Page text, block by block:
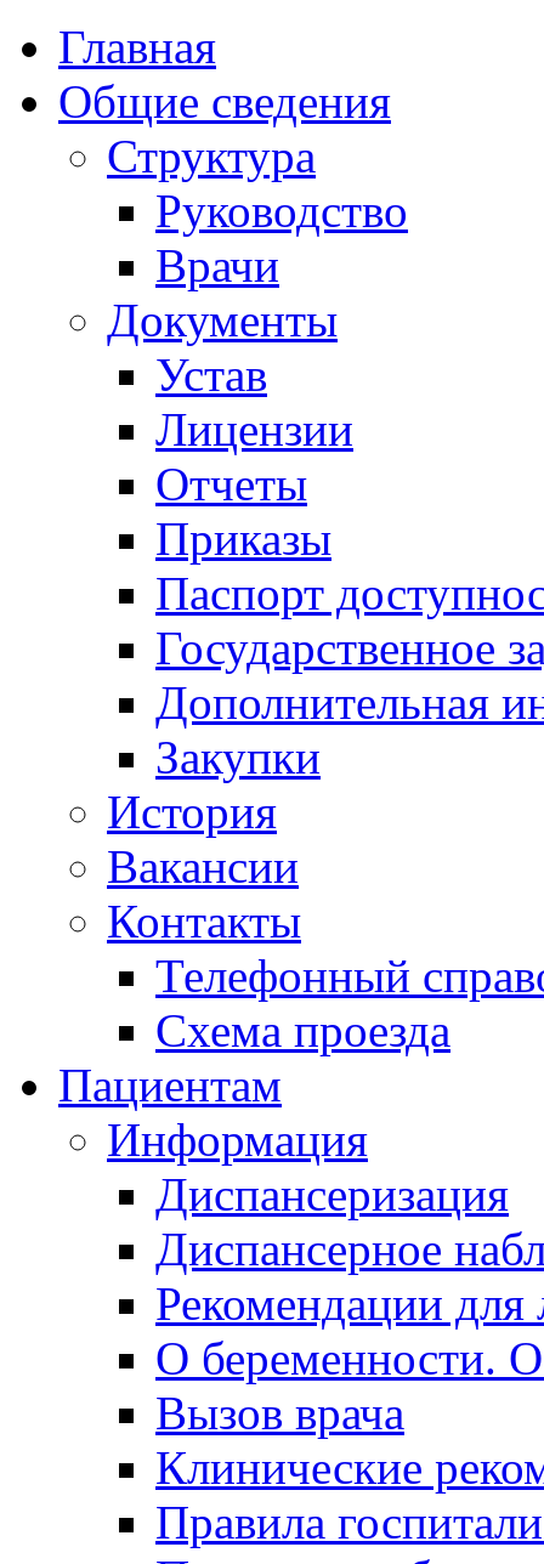
Главная
Общие сведения
Структура
Руководство
Врачи
Документы
Устав
Лицензии
Отчеты
Приказы
Паспорт
Государственное
Дополнительная
Закупки
История
Вакансии
Контакты
Телефонный
Схема проезда
Пациентам
Информация
Диспансеризация
Диспансерное
Рекомендации для
О беременности.
Вызов врача
Клинические
Правила